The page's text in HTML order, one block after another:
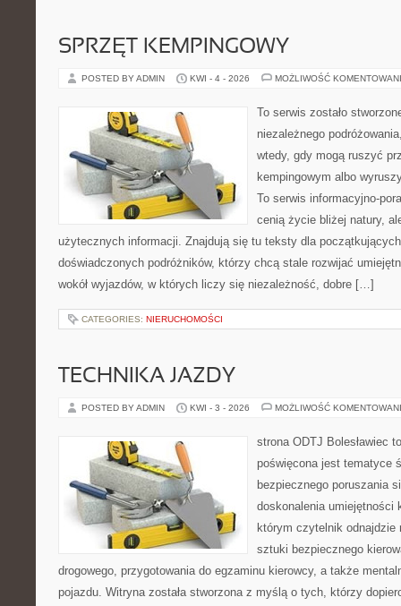
SPRZĘT KEMPINGOWY
POSTED BY ADMIN KWI - 4 - 2026 MOŻLIWOŚĆ
To serwis zostało
niezależnego
wtedy, gdy mogą ruszyć
kempingowym albo
To serwis informacyjno-
cenią życie bliżej natury,
użytecznych informacji. Znajdują się tu teksty dla
doświadczonych podróżników, którzy chcą stale rozwijać
wokół wyjazdów, w których liczy się niezależność, dobre […]
CATEGORIES: NIERUCHOMOŚCI
TECHNIKA JAZDY
POSTED BY ADMIN KWI - 3 - 2026 MOŻLIWOŚĆ
strona ODTJ Bolesławiec
poświęcona jest tematyce
bezpiecznego poruszania
doskonalenia umiejętności
którym czytelnik odnajdzie
sztuki bezpiecznego
drogowego, przygotowania do egzaminu kierowcy, a także
pojazdu. Witryna została stworzona z myślą o tych, którzy